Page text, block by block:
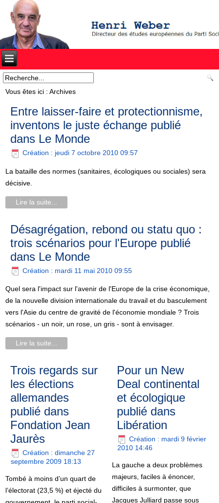
Vous êtes ici :Archives
Entre laisser-faire et protectionnisme,
inventons le juste échange publié
dans Le Monde
Création : jeudi 7 octobre 2010 09:57
La bataille des normes (sanitaires, écologiques ou sociales) sera
décisive.
Lire la suite...
Désagrégation, rebond ou statu quo :
trois scénarios pour l'Europe publié
dans Le Monde
Création : mardi 11 mai 2010 09:55
Quel sera l'impact sur l'avenir de l'Europe de la crise économique,
de la nouvelle division internationale du travail et du basculement
vers l'Asie du centre de gravité de l'économie mondiale ? Trois
scénarios - un noir, un rose, un gris - sont à envisager.
Lire la suite...
Trois regards sur
les élections
allemandes
publié dans
Fondation Jean
Jaurès
Création : dimanche 27
septembre 2009 18:13
Tombé à moins d’un quart de
l’électorat (23,5 %) et éjecté du
Pour un New
Deal continental
et écologique
publié dans
Libération
Création : mardi 9 février
2010 14:46
La gauche a deux problèmes
majeurs, faciles à énoncer,
difficiles à surmonter, que
Jacques Julliard passe sous